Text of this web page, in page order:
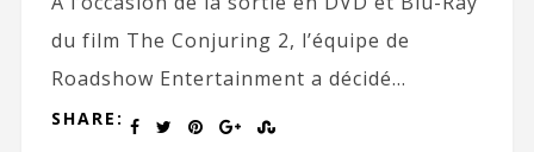
du film The Conjuring 2, l’équipe de
Roadshow Entertainment a décidé...
SHARE: